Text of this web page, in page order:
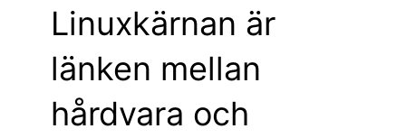
Linuxkärnan är
länken mellan
hårdvara och